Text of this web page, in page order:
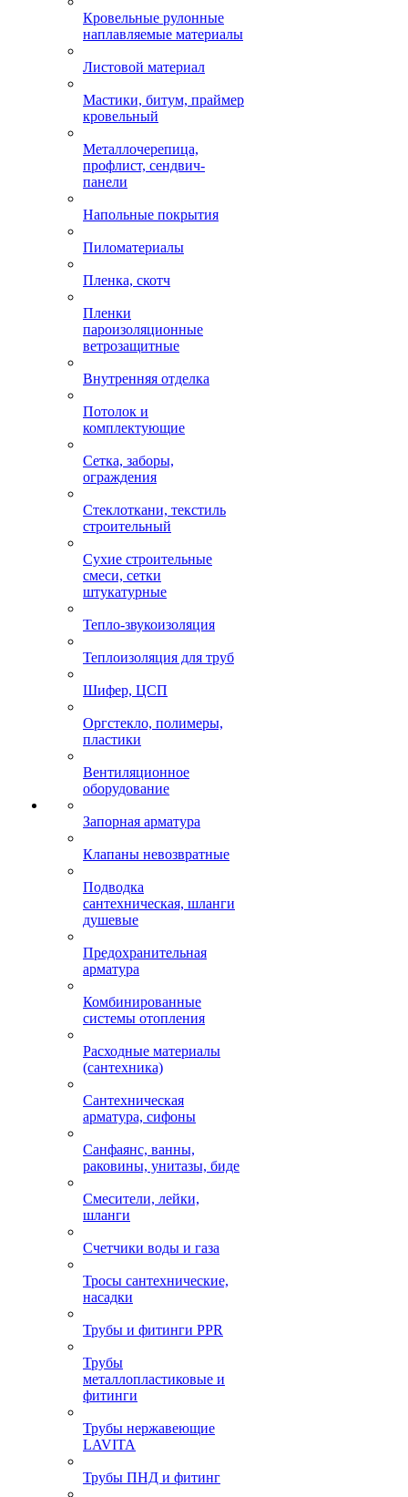
Кровельные рулонные
наплавляемые материалы
Листовой материал
Мастики, битум, праймер
кровельный
Металлочерепица,
профлист, сендвич-
панели
Напольные покрытия
Пиломатериалы
Пленка, скотч
Пленки
пароизоляционные
ветрозащитные
Внутренняя отделка
Потолок и
комплектующие
Сетка, заборы,
ограждения
Стеклоткани, текстиль
строительный
Сухие строительные
смеси, сетки
штукатурные
Тепло-звукоизоляция
Теплоизоляция для труб
Шифер, ЦСП
Оргстекло, полимеры,
пластики
Вентиляционное
оборудование
Запорная арматура
Клапаны невозвратные
Подводка
сантехническая, шланги
душевые
Предохранительная
арматура
Комбинированные
системы отопления
Расходные материалы
(сантехника)
Сантехническая
арматура, сифоны
Санфаянс, ванны,
раковины, унитазы, биде
Смесители, лейки,
шланги
Счетчики воды и газа
Тросы сантехнические,
насадки
Трубы и фитинги PPR
Трубы
металлопластиковые и
фитинги
Трубы нержавеющие
LAVITA
Трубы ПНД и фитинг